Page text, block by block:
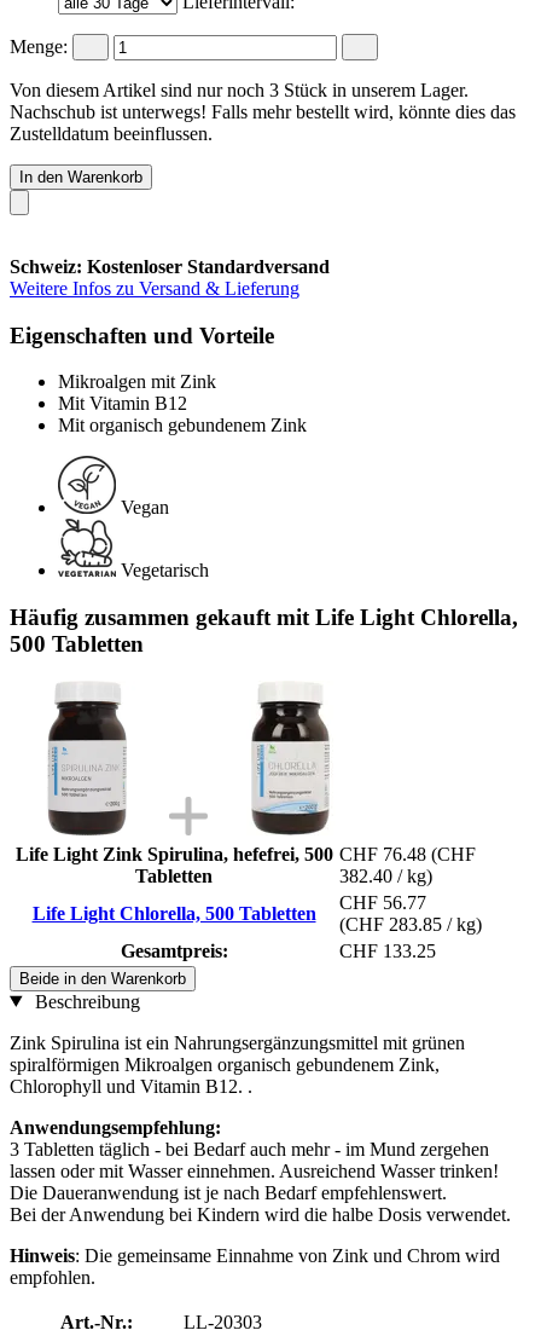
Menge:
Von diesem Artikel sind nur noch 3 Stück in unserem Lager.
Nachschub ist unterwegs! Falls mehr bestellt wird, könnte dies das
Zustelldatum beeinflussen.
In den Warenkorb
Schweiz: Kostenloser Standardversand
Weitere Infos zu Versand & Lieferung
Eigenschaften und Vorteile
Mikroalgen mit Zink
Mit Vitamin B12
Mit organisch gebundenem Zink
Vegan
Vegetarisch
Häufig zusammen gekauft mit Life Light Chlorella,
500 Tabletten
Life Light Zink Spirulina, hefefrei, 500
Tabletten
CHF 76.48 (CHF
382.40 / kg)
Life Light Chlorella, 500 Tabletten
CHF 56.77
(CHF 283.85 / kg)
Gesamtpreis:
CHF 133.25
Beide in den Warenkorb
Beschreibung
Zink Spirulina ist ein Nahrungsergänzungsmittel mit grünen
spiralförmigen Mikroalgen organisch gebundenem Zink,
Chlorophyll und Vitamin B12. .
Anwendungsempfehlung:
3 Tabletten täglich - bei Bedarf auch mehr - im Mund zergehen
lassen oder mit Wasser einnehmen. Ausreichend Wasser trinken!
Die Daueranwendung ist je nach Bedarf empfehlenswert.
Bei der Anwendung bei Kindern wird die halbe Dosis verwendet.
Hinweis: Die gemeinsame Einnahme von Zink und Chrom wird
empfohlen.
Art.-Nr.:
LL-20303